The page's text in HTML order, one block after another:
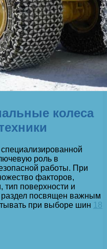
колеса
роль в
работы. При
факторов,
тип поверхности и
посвящен важным
при выборе шин 18